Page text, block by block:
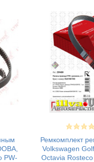
PW-
Ремкомплект
Volkswagen
Octavia